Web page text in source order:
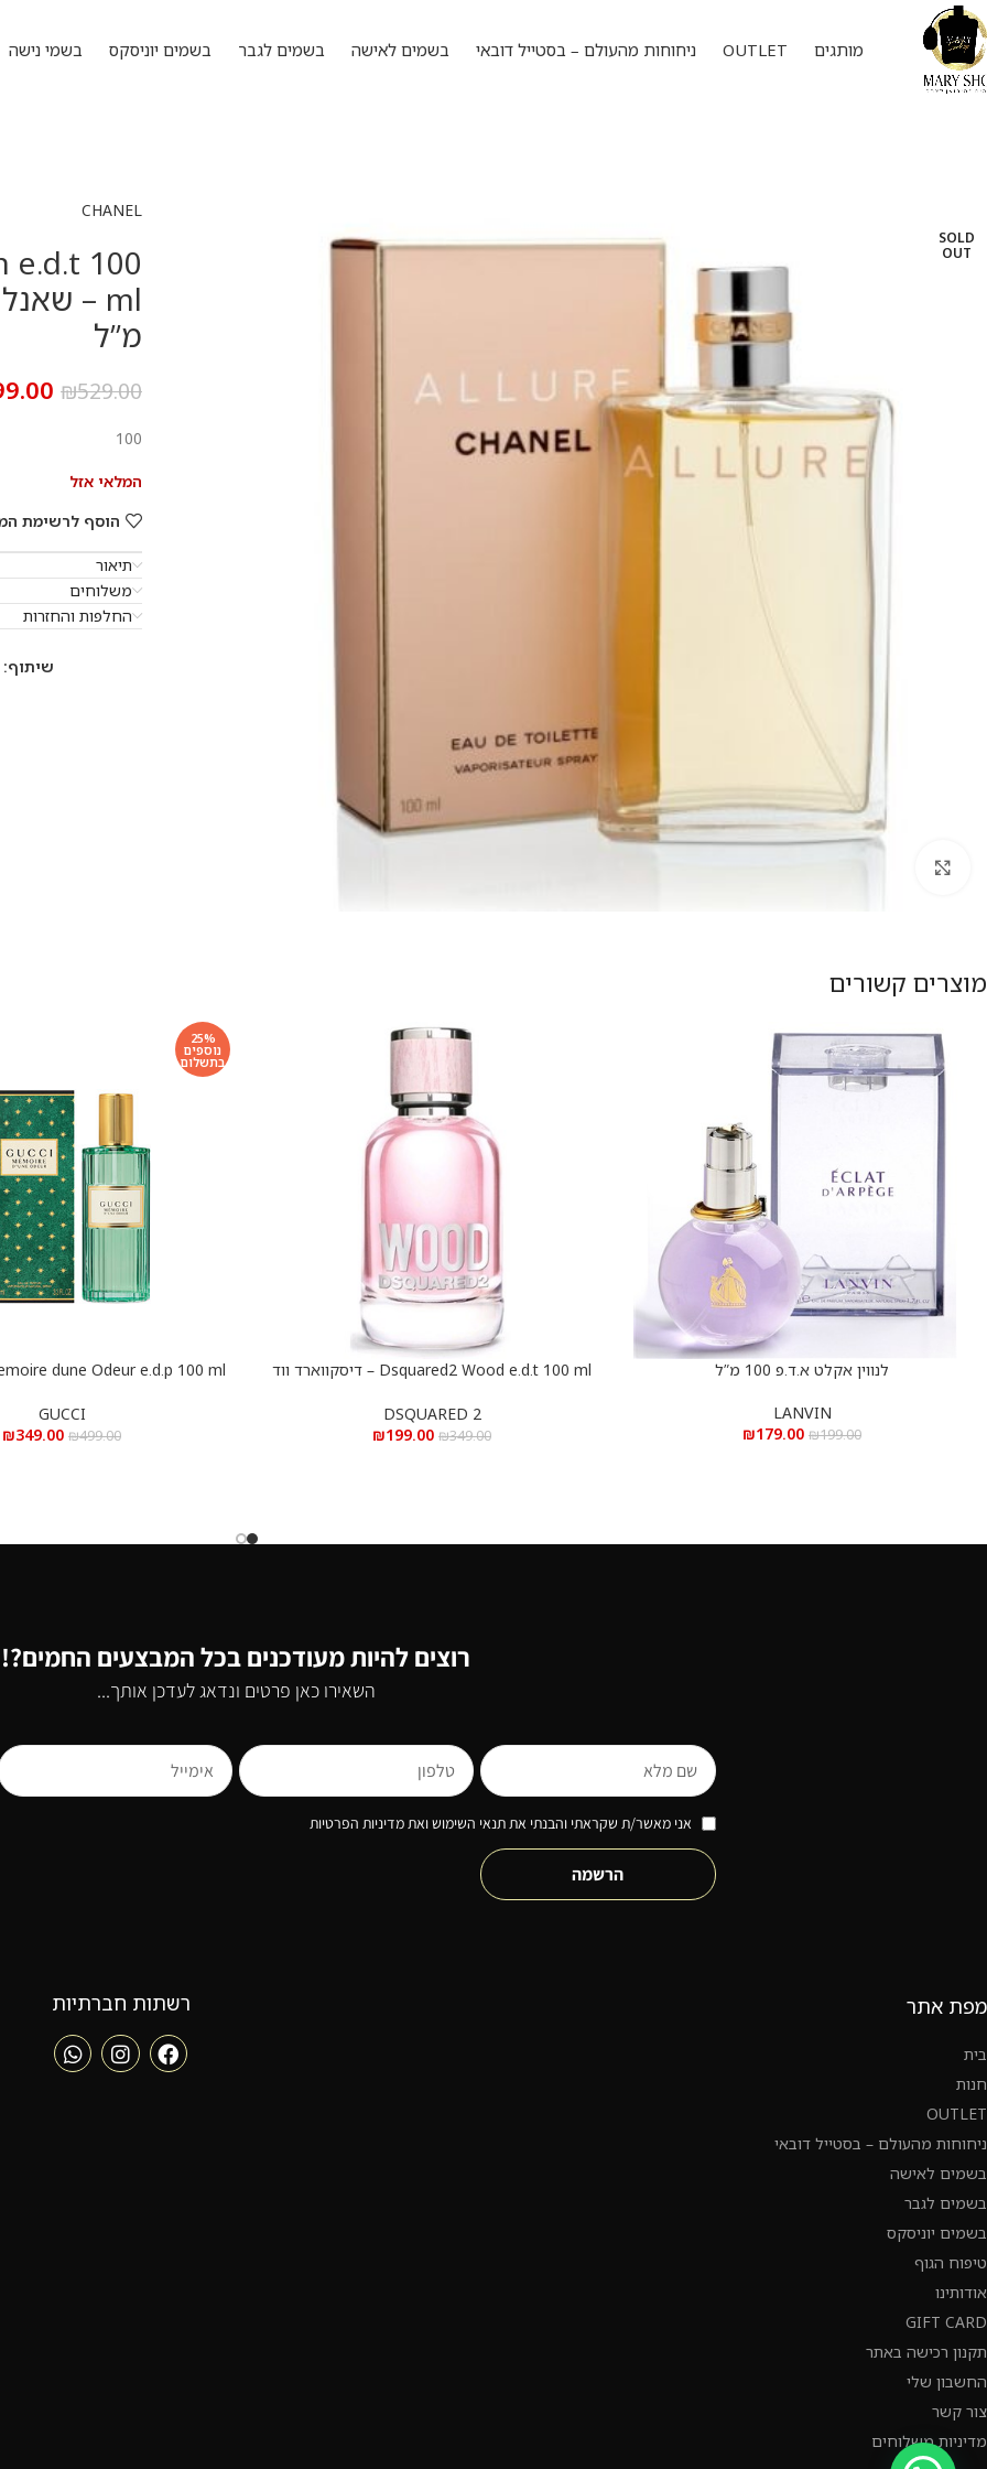
מותגים OUTLET ניחוחות מהעולם – בסטייל דובאי בשמים לאישה בשמים לגבר בשמים יוניסקס בשמי נישה
SOLD
OUT
CHANEL
e.d.t 100
מ”ל
₪529.00
100
המלאי אזל
הוסף לרשימת
תיאור
משלוחים
החלפות והחזרות
שיתוף:
מוצרים קשורים
לנווין אקלט א.ד.פ 100 מ”ל
LANVIN
₪199.00
₪179.00
הוספה לסל
Dsquared2 Wood e.d.t 100 ml – דיסקווארד ווד
DSQUARED 2
₪349.00
₪199.00
25%
נוספים
בתשלום
הוספה לסל
GUCCI
₪499.00
₪349.00
רוצים להיות מעודכנים בכל המבצעים החמים?!
השאירו כאן פרטים ונדאג לעדכן אותך...
אני מאשר/ת שקראתי והבנתי את תנאי השימוש ואת מדיניות הפרטיות
הרשמה
מפת אתר
בית
חנות
OUTLET
ניחוחות מהעולם – בסטייל דובאי
בשמים לאישה
בשמים לגבר
בשמים יוניסקס
טיפוח הגוף
אודותינו
GIFT CARD
תקנון רכישה באתר
החשבון שלי
צור קשר
מדיניות משלוחים
רשתות חברתיות